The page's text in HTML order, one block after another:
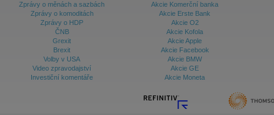
Zprávy o měnách a sazbách
Zprávy o komoditách
Zprávy o HDP
ČNB
Grexit
Brexit
Volby v USA
Video zpravodajství
Investiční komentáře
Akcie Komerční banka
Akcie Erste Bank
Akcie O2
Akcie Kofola
Akcie Apple
Akcie Facebook
Akcie BMW
Akcie GE
Akcie Moneta